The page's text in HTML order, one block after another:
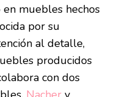
muebles hechos
por su
al detalle,
producidos
con dos